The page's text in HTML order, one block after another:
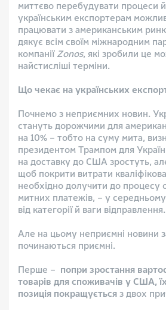
миттєво перебудувати процеси
українським експортерам
працювати з американським
дякує всім своїм міжнародним
компанії Zonos, які зробили це
найстисліші терміни.
Що чекає на українських
Почнемо з неприємних новин.
стануть дорожчими для
на 10% – тобто на суму мита,
президентом Трампом для
на доставку до США зростуть,
щоб покрити витрати
необхідно долучити до процесу
митних платежів, – у
від категорії й ваги відправлення.
Але на цьому неприємні новини
починаються приємні.
Перше – попри зростання
товарів для споживачів у США,
позиція покращується з двох